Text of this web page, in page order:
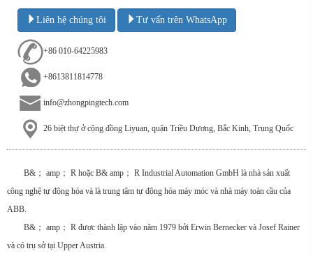
Liên hệ chúng tôi Tư vấn trên WhatsApp
+86 010-64225983
+8613811814778
info@zhongpingtech.com
26 biệt thự ở cộng đồng Liyuan, quận Triều Dương, Bắc Kinh, Trung Quốc
B&； amp； R hoặc B& amp； R Industrial Automation GmbH là nhà sản xuất
công nghệ tự động hóa và là trung tâm tự động hóa máy móc và nhà máy toàn cầu của
ABB.
B&； amp； R được thành lập vào năm 1979 bởi Erwin Bernecker và Josef Rainer
và có trụ sở tại Upper Austria.